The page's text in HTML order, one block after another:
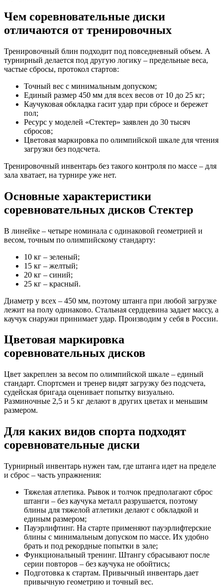
Чем соревновательные диски
отличаются от тренировочных
Тренировочный блин подходит под повседневный объем. А
турнирный делается под другую логику – предельные веса,
частые сбросы, протокол стартов:
Точный вес с минимальным допуском;
Единый размер 450 мм для всех весов от 10 до 25 кг;
Каучуковая обкладка гасит удар при сбросе и бережет
пол;
Ресурс у моделей «Стектер» заявлен до 30 тысяч
сбросов;
Цветовая маркировка по олимпийской шкале для чтения
загрузки без подсчета.
Тренировочный инвентарь без такого контроля по массе – для
зала хватает, на турнире уже нет.
Основные характеристики
соревновательных дисков Стектер
В линейке – четыре номинала с одинаковой геометрией и
весом, точным по олимпийскому стандарту:
10 кг – зеленый;
15 кг – желтый;
20 кг – синий;
25 кг – красный.
Диаметр у всех – 450 мм, поэтому штанга при любой загрузке
лежит на полу одинаково. Стальная сердцевина задает массу, а
каучук снаружи принимает удар. Производим у себя в России.
Цветовая маркировка
соревновательных дисков
Цвет закреплен за весом по олимпийской шкале – единый
стандарт. Спортсмен и тренер видят загрузку без подсчета,
судейская бригада оценивает попытку визуально.
Разминочные 2,5 и 5 кг делают в других цветах и меньшим
размером.
Для каких видов спорта подходят
соревновательные диски
Турнирный инвентарь нужен там, где штанга идет на пределе
и сброс – часть упражнения:
Тяжелая атлетика. Рывок и толчок предполагают сброс
штанги – без каучука металл разрушается, поэтому
блины для тяжелой атлетики делают с обкладкой и
единым размером;
Пауэрлифтинг. На старте применяют пауэрлифтерские
блины с минимальным допуском по массе. Их удобно
брать и под рекордные попытки в зале;
Функциональный тренинг. Штангу сбрасывают после
серии повторов – без каучука не обойтись;
Подготовка к стартам. Привычный инвентарь дает
привычную геометрию и точный вес.